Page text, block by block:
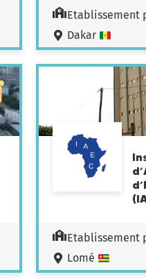
Etablissement
Dakar
Etablissement
Lomé